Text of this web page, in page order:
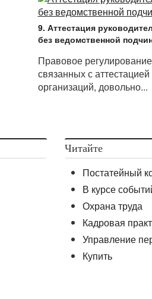
9. Аттестация
без ведомственной
Правовое
связанных с
организаций, довольно...
Читайте
Постатейный
В курсе
Охрана труда
Кадровая
Управление
Купить